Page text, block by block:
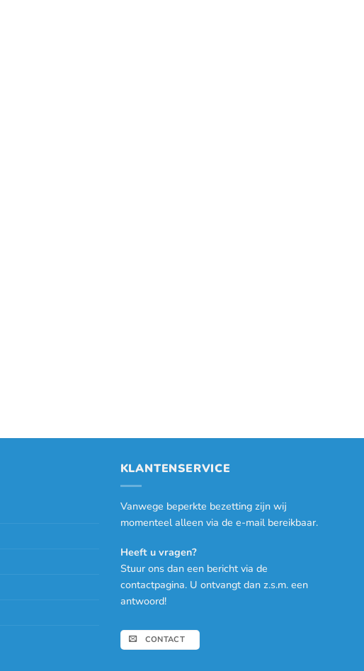
KLANTENSERVICE
Vanwege beperkte bezetting zijn wij
momenteel alleen via de e-mail bereikbaar.
Heeft u vragen?
Stuur ons dan een bericht via de
contactpagina. U ontvangt dan z.s.m. een
antwoord!
CONTACT